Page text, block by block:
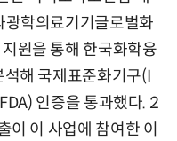
학의료기기글로벌화
원을 통해 한국화학융
해 국제표준화기구(I
인증을 통과했다. 2
이 사업에 참여한 이